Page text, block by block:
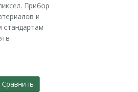
Прибор
и
стандартам
в
Сравнить